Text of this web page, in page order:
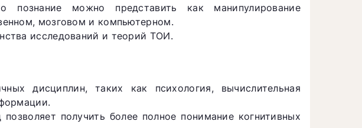
познание можно представить как манипулирование
мозговом и компьютерном.
исследований и теорий ТОИ.
дисциплин, таких как психология, вычислительная
получить более полное понимание когнитивных